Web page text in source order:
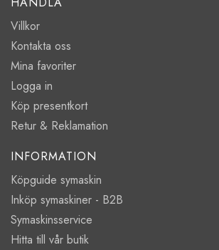
Villkor
Kontakta oss
Mina favoriter
Logga in
Köp presentkort
Retur & Reklamation
INFORMATION
Köpguide symaskin
Inköp symaskiner - B2B
Symaskinsservice
Hitta till vår butik